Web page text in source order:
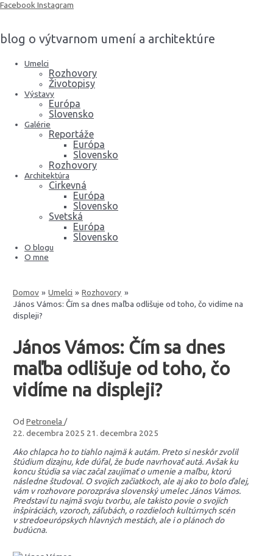
Preskočiť
Facebook Instagram
blog o výtvarnom umení a architektúre
Umelci
Rozhovory
Životopisy
Výstavy
Európa
Slovensko
Galérie
Reportáže
Európa
Slovensko
Rozhovory
Architektúra
Cirkevná
Európa
Slovensko
Svetská
Európa
Slovensko
O blogu
O mne
Domov Umelci
Rozhovory
János Vámos: Čím sa dnes maľba odlišuje od toho, čo vidíme na
displeji?
János Vámos: Čím sa dnes
maľba odlišuje od toho, čo
vidíme na displeji?
Od Petronela /
22. decembra 2025 21. decembra 2025
Ako chlapca ho to tiahlo najmä k autám. Preto si neskôr zvolil
štúdium dizajnu, kde dúfal, že bude navrhovať autá. Avšak ku
koncu štúdia sa viac začal zaujímať o umenie a maľbu, ktorú
následne študoval. O svojich začiatkoch, ale aj ako to bolo ďalej,
vám v rozhovore porozpráva slovenský umelec János Vámos.
Predstaví tu najmä svoju tvorbu, ale takisto povie o svojich
inšpiráciách, vzoroch, záľubách, o rozdieloch kultúrnych scén
v stredoeurópskych hlavných mestách, ale i o plánoch do
budúcna.